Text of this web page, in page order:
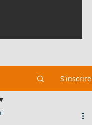
S'inscrire